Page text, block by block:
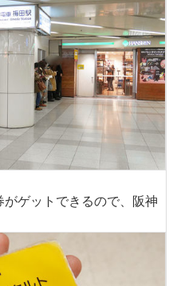
ゲットできるので、阪神